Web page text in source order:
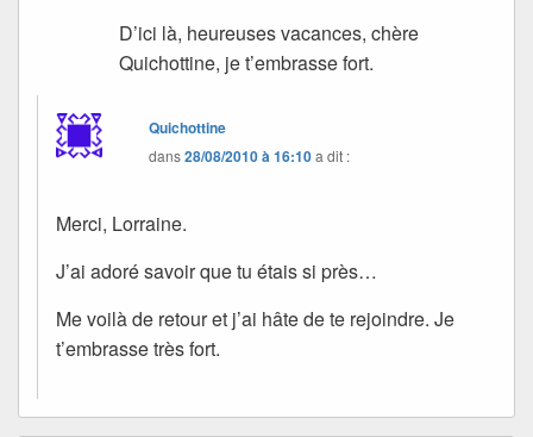
D’ici là, heureuses vacances, chère
Quichottine, je t’embrasse fort.
Quichottine
dans28/08/2010 à 16:10a dit :
Merci, Lorraine.
J’ai adoré savoir que tu étais si près…
Me voilà de retour et j’ai hâte de te rejoindre. Je
t’embrasse très fort.